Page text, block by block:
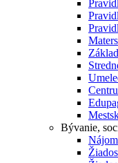
Bývanie,